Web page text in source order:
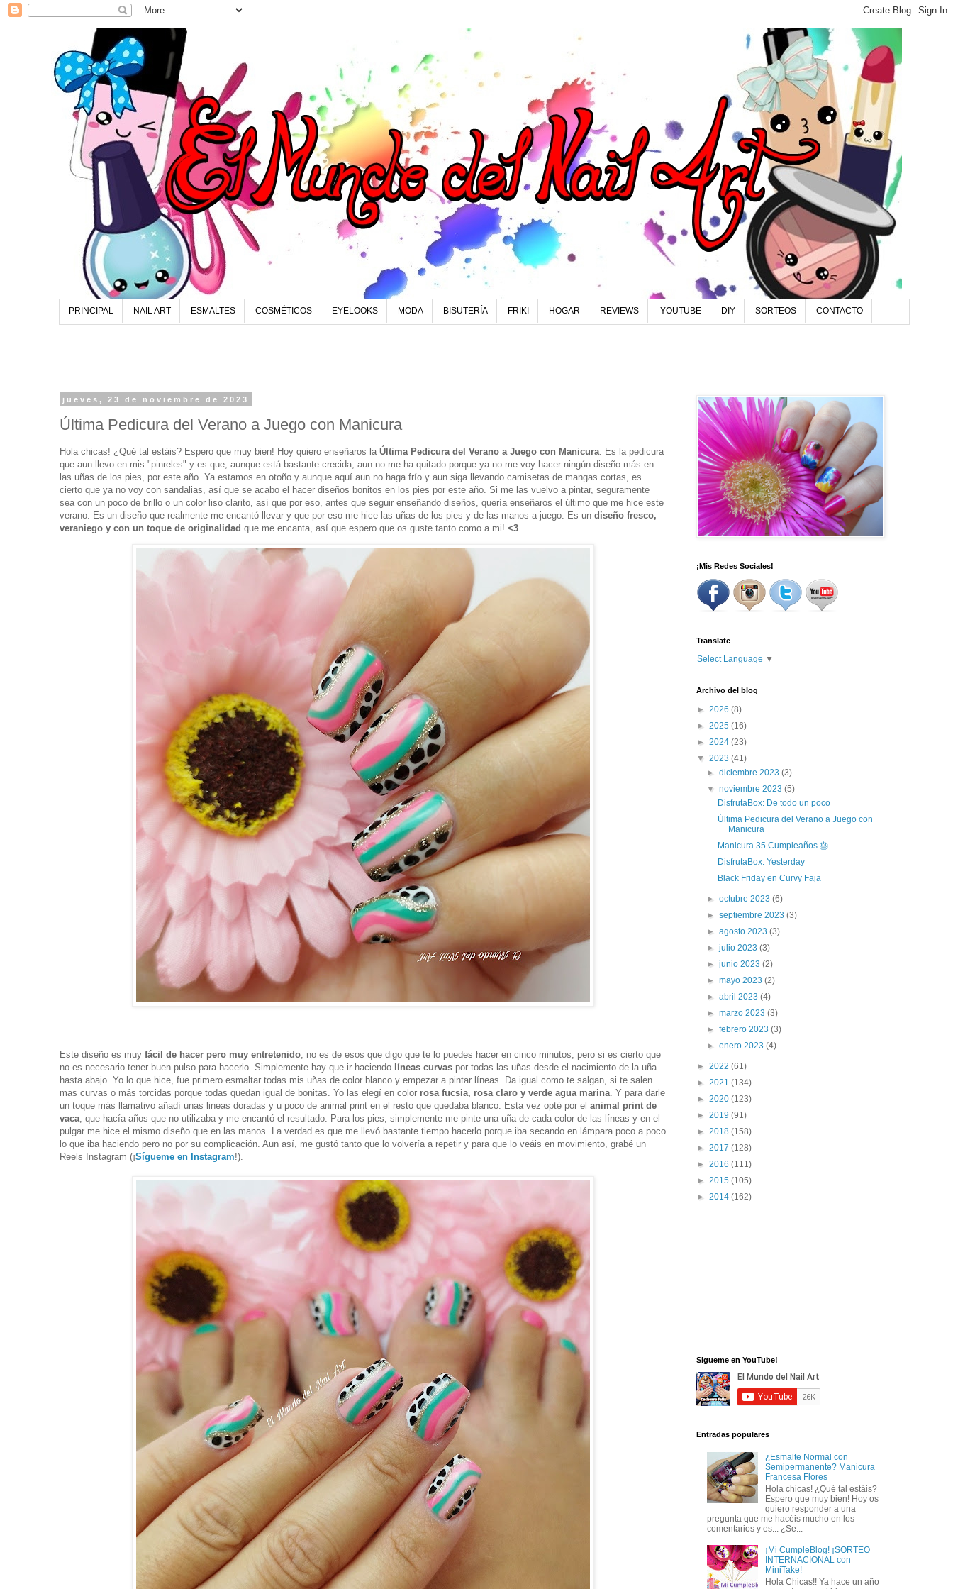
PRINCIPAL NAIL ART ESMALTES COSMÉTICOS EYELOOKS MODA BISUTERÍA FRIKI HOGAR REVIEWS YOUTUBE DIY SORTEOS CONTACTO
jueves, 23 de noviembre de 2023
Última Pedicura del Verano a Juego con Manicura
Hola chicas! ¿Qué tal estáis? Espero que muy bien! Hoy quiero enseñaros la Última Pedicura del Verano a Juego con Manicura . Es la pedicura
que aun llevo en mis "pinreles" y es que, aunque está bastante crecida, aun no me ha quitado porque ya no me voy hacer ningún diseño más en
las uñas de los pies, por este año. Ya estamos en otoño y aunque aquí aun no haga frío y aun siga llevando camisetas de mangas cortas, es
cierto que ya no voy con sandalias, así que se acabo el hacer diseños bonitos en los pies por este año. Si me las vuelvo a pintar, seguramente
sea con un poco de brillo o un color liso clarito, así que por eso, antes que seguir enseñando diseños, quería enseñaros el último que me hice este
verano. Es un diseño que realmente me encantó llevar y que por eso me hice las uñas de los pies y de las manos a juego. Es un diseño fresco,
veraniego y con un toque de originalidad que me encanta, así que espero que os guste tanto como a mi! <3
Este diseño es muy fácil de hacer pero muy entretenido , no es de esos que digo que te lo puedes hacer en cinco minutos, pero si es cierto que
no es necesario tener buen pulso para hacerlo. Simplemente hay que ir haciendo líneas curvas por todas las uñas desde el nacimiento de la uña
hasta abajo. Yo lo que hice, fue primero esmaltar todas mis uñas de color blanco y empezar a pintar líneas. Da igual como te salgan, si te salen
mas curvas o más torcidas porque todas quedan igual de bonitas. Yo las elegí en color rosa fucsia, rosa claro y verde agua marina . Y para darle
un toque más llamativo añadí unas lineas doradas y u poco de animal print en el resto que quedaba blanco. Esta vez opté por el animal print de
vaca , que hacía años que no utilizaba y me encantó el resultado. Para los pies, simplemente me pinte una uña de cada color de las líneas y en el
pulgar me hice el mismo diseño que en las manos. La verdad es que me llevó bastante tiempo hacerlo porque iba secando en lámpara poco a poco
lo que iba haciendo pero no por su complicación. Aun así, me gustó tanto que lo volvería a repetir y para que lo veáis en movimiento, grabé un
Reels Instagram (¡Sígueme en Instagram!).
¡Mis Redes Sociales!
Translate
Select Language ▼
Archivo del blog
► 2026 (8)
► 2025 (16)
► 2024 (23)
▼ 2023 (41)
►diciembre 2023(3)
▼noviembre 2023(5)
DisfrutaBox: De todo un poco
Última Pedicura del Verano a Juego con
Manicura
Manicura 35 Cumpleaños 🎂
DisfrutaBox: Yesterday
Black Friday en Curvy Faja
►octubre 2023(6)
►septiembre 2023(3)
►agosto 2023(3)
►julio 2023(3)
►junio 2023(2)
►mayo 2023(2)
►abril 2023(4)
►marzo 2023(3)
►febrero 2023(3)
►enero 2023(4)
► 2022 (61)
► 2021 (134)
► 2020 (123)
► 2019 (91)
► 2018 (158)
► 2017 (128)
► 2016 (111)
► 2015 (105)
► 2014 (162)
Sigueme en YouTube!
Entradas populares
¿Esmalte Normal con
Semipermanente? Manicura
Francesa Flores
Hola chicas! ¿Qué tal estáis?
Espero que muy bien! Hoy os
quiero responder a una
pregunta que me hacéis mucho en los
comentarios y es... ¿Se...
¡Mi CumpleBlog! ¡SORTEO
INTERNACIONAL con
MiniTake!
Hola Chicas!! Ya hace un año